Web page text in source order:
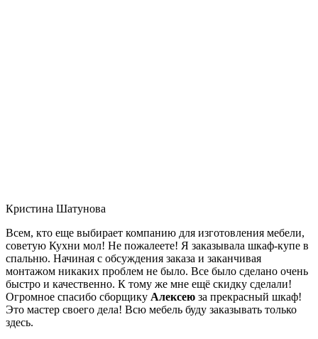
Кристина Шатунова
Всем, кто еще выбирает компанию для изготовления мебели,
советую Кухни мол! Не пожалеете! Я заказывала шкаф-купе в
спальню. Начиная с обсуждения заказа и заканчивая
монтажом никаких проблем не было. Все было сделано очень
быстро и качественно. К тому же мне ещё скидку сделали!
Огромное спасибо сборщику Алексею за прекрасный шкаф!
Это мастер своего дела! Всю мебель буду заказывать только
здесь.